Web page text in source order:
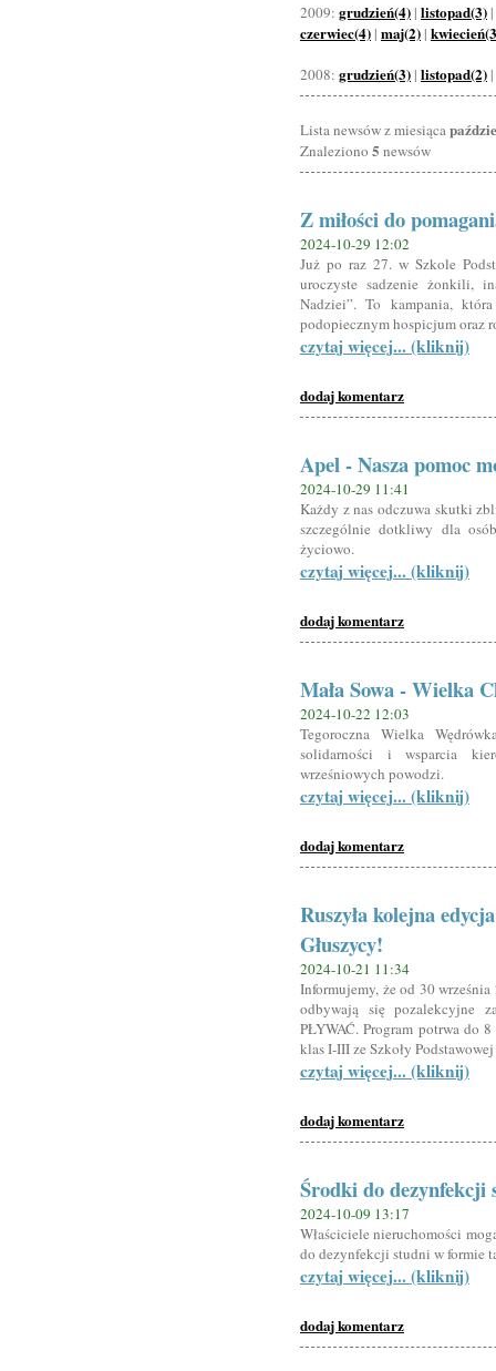
2009: grudzień(4) | listopad(3) |
czerwiec(4) | maj(2) |
2008: grudzień(3) | listopad(2) |
Lista newsów z miesiąca
Znaleziono 5 newsów
Z miłości do
2024-10-29 12:02
Już po raz 27. w Szkole
uroczyste sadzenie żonkili,
Nadziei”. To kampania,
podopiecznym hospicjum oraz
czytaj więcej... (kliknij)
dodaj komentarz
Apel - Nasza pomoc
2024-10-29 11:41
Każdy z nas odczuwa skutki
szczególnie dotkliwy dla
życiowo.
czytaj więcej... (kliknij)
dodaj komentarz
Mała Sowa - Wielka
2024-10-22 12:03
Tegoroczna Wielka
solidarności i wsparcia
wrześniowych powodzi.
czytaj więcej... (kliknij)
dodaj komentarz
Ruszyła kolejna
Głuszycy!
2024-10-21 11:34
Informujemy, że od 30
odbywają się pozalekcyjne
PŁYWAĆ. Program potrwa do
klas I-III ze Szkoły
czytaj więcej... (kliknij)
dodaj komentarz
Środki do dezynfekcji
2024-10-09 13:17
Właściciele nieruchomości
do dezynfekcji studni w formie
czytaj więcej... (kliknij)
dodaj komentarz